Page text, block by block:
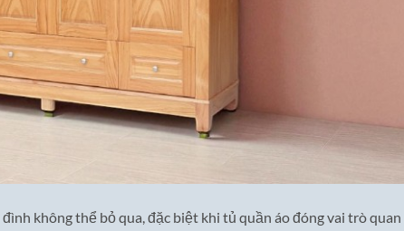
đình không thể bỏ qua, đặc biệt khi tủ quần áo đóng vai trò quan